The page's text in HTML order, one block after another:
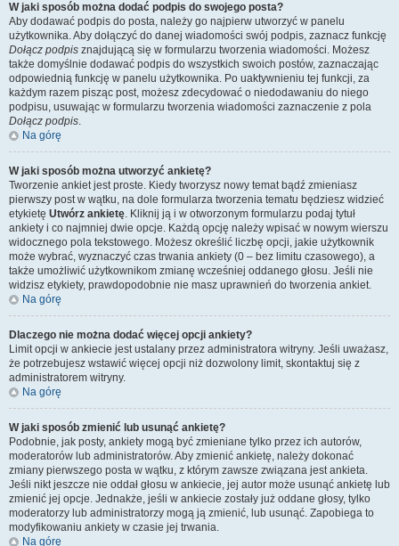
W jaki sposób można dodać podpis do swojego posta?
Aby dodawać podpis do posta, należy go najpierw utworzyć w panelu
użytkownika. Aby dołączyć do danej wiadomości swój podpis, zaznacz funkcję
Dołącz podpis znajdującą się w formularzu tworzenia wiadomości. Możesz
także domyślnie dodawać podpis do wszystkich swoich postów, zaznaczając
odpowiednią funkcję w panelu użytkownika. Po uaktywnieniu tej funkcji, za
każdym razem pisząc post, możesz zdecydować o niedodawaniu do niego
podpisu, usuwając w formularzu tworzenia wiadomości zaznaczenie z pola
Dołącz podpis.
Na górę
W jaki sposób można utworzyć ankietę?
Tworzenie ankiet jest proste. Kiedy tworzysz nowy temat bądź zmieniasz
pierwszy post w wątku, na dole formularza tworzenia tematu będziesz widzieć
etykietę Utwórz ankietę. Kliknij ją i w otworzonym formularzu podaj tytuł
ankiety i co najmniej dwie opcje. Każdą opcję należy wpisać w nowym wierszu
widocznego pola tekstowego. Możesz określić liczbę opcji, jakie użytkownik
może wybrać, wyznaczyć czas trwania ankiety (0 – bez limitu czasowego), a
także umożliwić użytkownikom zmianę wcześniej oddanego głosu. Jeśli nie
widzisz etykiety, prawdopodobnie nie masz uprawnień do tworzenia ankiet.
Na górę
Dlaczego nie można dodać więcej opcji ankiety?
Limit opcji w ankiecie jest ustalany przez administratora witryny. Jeśli uważasz,
że potrzebujesz wstawić więcej opcji niż dozwolony limit, skontaktuj się z
administratorem witryny.
Na górę
W jaki sposób zmienić lub usunąć ankietę?
Podobnie, jak posty, ankiety mogą być zmieniane tylko przez ich autorów,
moderatorów lub administratorów. Aby zmienić ankietę, należy dokonać
zmiany pierwszego posta w wątku, z którym zawsze związana jest ankieta.
Jeśli nikt jeszcze nie oddał głosu w ankiecie, jej autor może usunąć ankietę lub
zmienić jej opcje. Jednakże, jeśli w ankiecie zostały już oddane głosy, tylko
moderatorzy lub administratorzy mogą ją zmienić, lub usunąć. Zapobiega to
modyfikowaniu ankiety w czasie jej trwania.
Na górę